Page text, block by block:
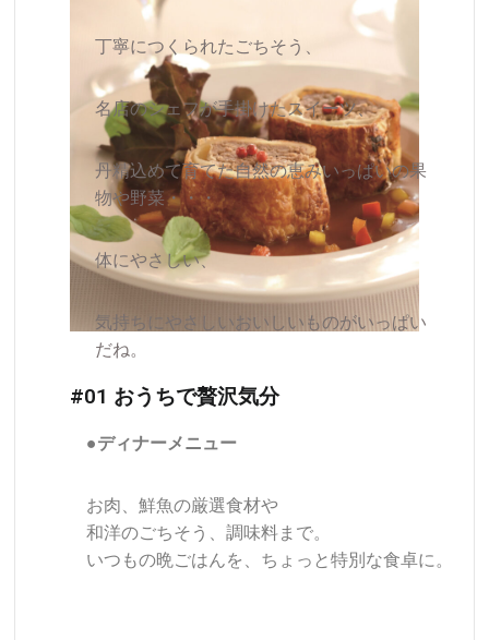
丁寧につくられたごちそう、
名店のシェフが手掛けたスイーツ、
丹精込めて育てた自然の恵みいっぱいの果
物や野菜・・・
体にやさしい、
気持ちにやさしいおいしいものがいっぱい
だね。
#01 おうちで贅沢気分
●ディナーメニュー
お肉、鮮魚の厳選食材や
和洋のごちそう、調味料まで。
いつもの晩ごはんを、ちょっと特別な食卓に。